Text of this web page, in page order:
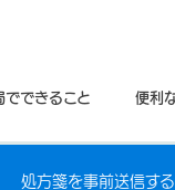
でできること 便利
処方箋を事前送信す